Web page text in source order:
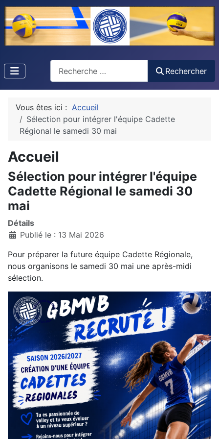
Rechercher
Vous êtes ici : Accueil
Sélection pour intégrer l'équipe Cadette
Régional le samedi 30 mai
Accueil
Sélection pour intégrer l'équipe
Cadette Régional le samedi 30
mai
Détails
Publié le : 13 Mai 2026
Pour préparer la future équipe Cadette Régionale,
nous organisons le samedi 30 mai une après-midi
sélection.